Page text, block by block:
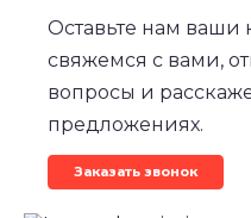
Оставьте нам ваши
свяжемся с вами,
вопросы и
предложениях.
Заказать звонок